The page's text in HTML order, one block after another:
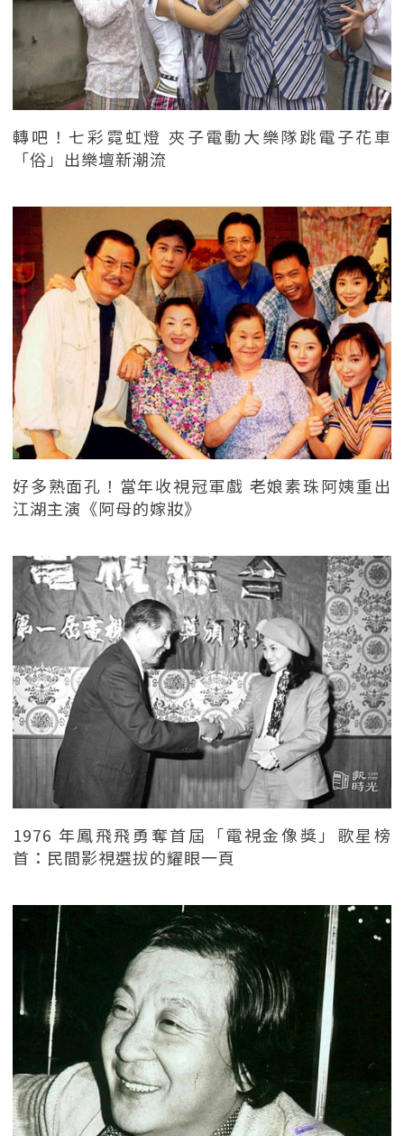
轉吧！七彩霓虹燈 夾子電動大樂隊跳電子花車
「俗」出樂壇新潮流
好多熟面孔！當年收視冠軍戲 老娘素珠阿姨重出
江湖主演《阿母的嫁妝》
1976 年鳳飛飛勇奪首屆「電視金像獎」歌星榜
首：民間影視選拔的耀眼一頁